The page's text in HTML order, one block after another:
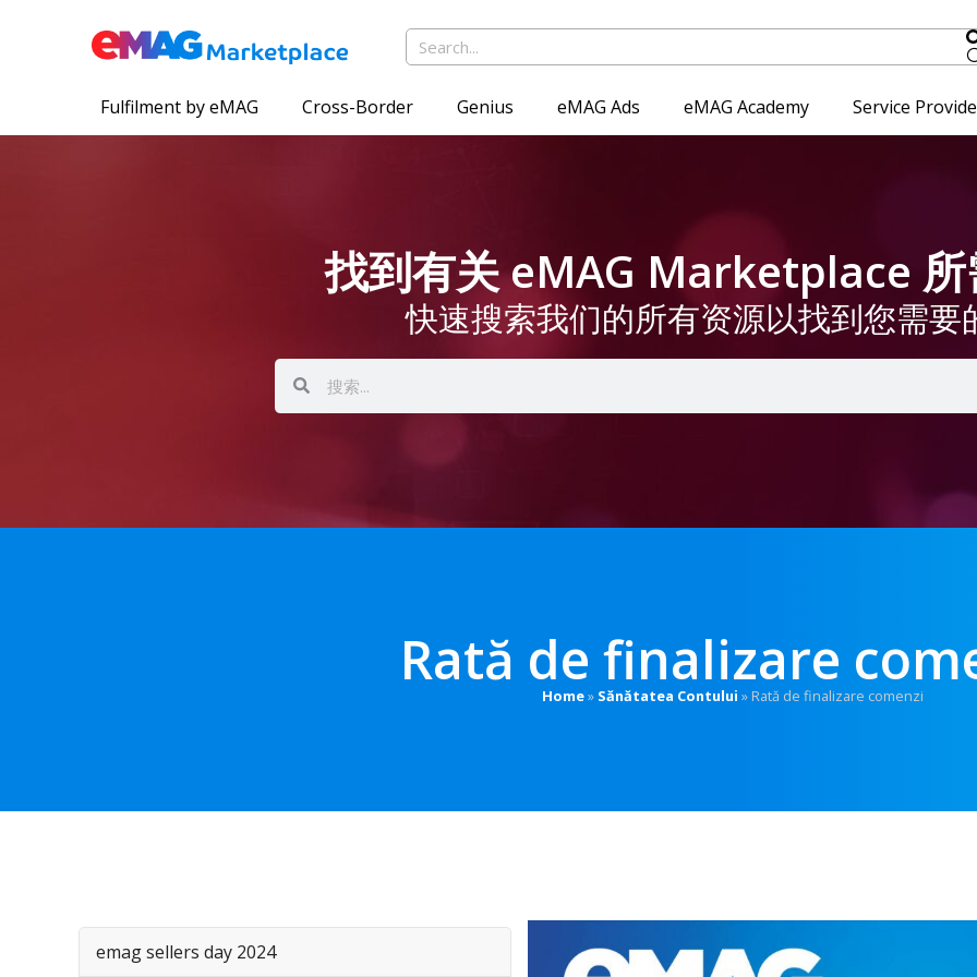
Fulfilment by eMAG Cross-Border Genius eMAG Ads eMAG Academy Service
找到有关 eMAG Marketplace 所
快速搜索我们的所有资源以找到您需要
Rată de finalizare
Home» Sănătatea Contului »Rată de finalizare comenzi
emag sellers day 2024